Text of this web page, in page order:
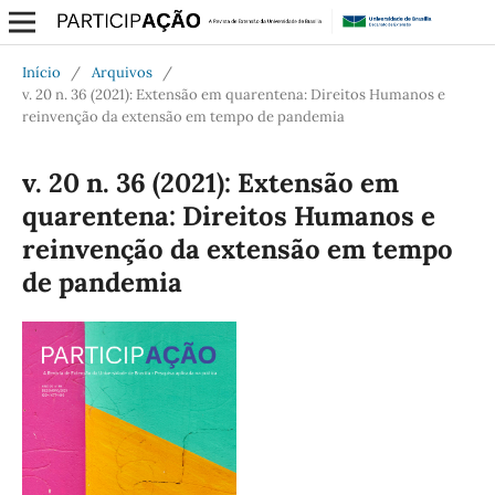
Início / Arquivos
/
v. 20 n. 36 (2021): Extensão em quarentena: Direitos Humanos e
reinvenção da extensão em tempo de pandemia
v. 20 n. 36 (2021): Extensão em
quarentena: Direitos Humanos e
reinvenção da extensão em tempo
de pandemia